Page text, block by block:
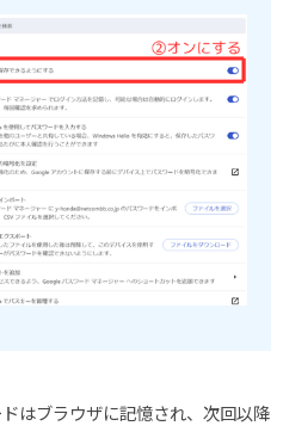
はブラウザに記憶され、次回以降